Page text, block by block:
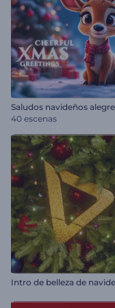
Saludos navideños
40 escenas
Intro de belleza de